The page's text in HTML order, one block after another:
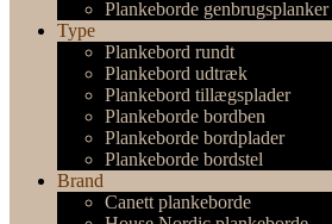
Plankeborde genbrugsplanker
Type
Plankebord rundt
Plankebord udtræk
Plankebord tillægsplader
Plankeborde bordben
Plankeborde bordplader
Plankeborde bordstel
Brand
Canett plankeborde